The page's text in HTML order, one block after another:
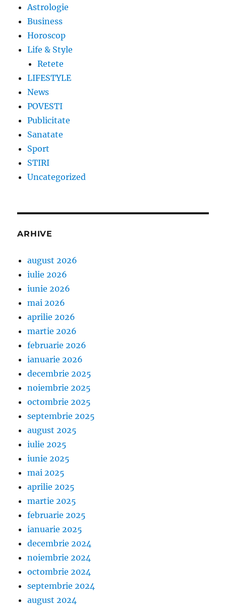
Astrologie
Business
Horoscop
Life & Style
Retete
LIFESTYLE
News
POVESTI
Publicitate
Sanatate
Sport
STIRI
Uncategorized
ARHIVE
august 2026
iulie 2026
iunie 2026
mai 2026
aprilie 2026
martie 2026
februarie 2026
ianuarie 2026
decembrie 2025
noiembrie 2025
octombrie 2025
septembrie 2025
august 2025
iulie 2025
iunie 2025
mai 2025
aprilie 2025
martie 2025
februarie 2025
ianuarie 2025
decembrie 2024
noiembrie 2024
octombrie 2024
septembrie 2024
august 2024